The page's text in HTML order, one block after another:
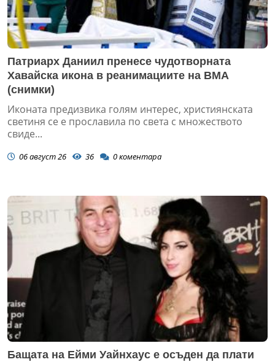
Патриарх Даниил пренесе чудотворната
Хавайска икона в реанимациите на ВМА
(снимки)
Иконата предизвика голям интерес, християнската
светиня се е прославила по света с множеството
свиде...
06 август 26 36 0коментара
Бащата на Ейми Уайнхаус е осъден да плати